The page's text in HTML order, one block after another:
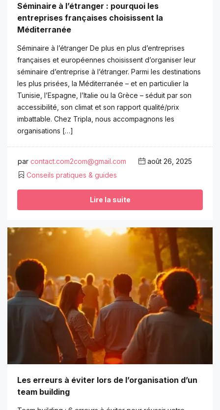
Séminaire à l’étranger : pourquoi les
entreprises françaises choisissent la
Méditerranée
Séminaire à l’étranger De plus en plus d’entreprises
françaises et européennes choisissent d’organiser leur
séminaire d’entreprise à l’étranger. Parmi les destinations
les plus prisées, la Méditerranée – et en particulier la
Tunisie, l’Espagne, l’Italie ou la Grèce – séduit par son
accessibilité, son climat et son rapport qualité/prix
imbattable. Chez Tripla, nous accompagnons les
organisations […]
par contact.com2com@gmail.com
août 26, 2025
Conseils pratiques & guides
Lire la suite
Les erreurs à éviter lors de l’organisation d’un
team building